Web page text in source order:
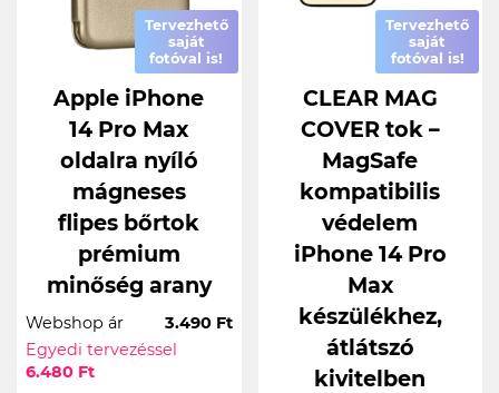
Tervezhető
saját
fotóval is!
Apple iPhone
14 Pro Max
oldalra nyíló
mágneses
flipes bőrtok
prémium
minőség arany
Webshop ár
3.490 Ft
Egyedi tervezéssel
6.480 Ft
Tervezhető
saját
fotóval is!
CLEAR MAG
COVER tok –
MagSafe
kompatibilis
védelem
iPhone 14 Pro
Max
készülékhez,
átlátszó
kivitelben